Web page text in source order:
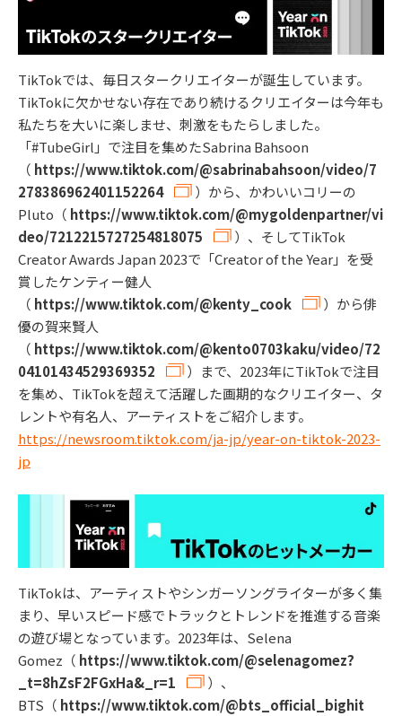
TikTokでは、毎日スタークリエイターが誕生しています。
TikTokに欠かせない存在であり続けるクリエイターは今年も
私たちを大いに楽しませ、刺激をもたらしました。
「#TubeGirl」で注目を集めたSabrina Bahsoon
（ https://www.tiktok.com/@sabrinabahsoon/video/7
278386962401152264
）から、かわいいコリーの
Pluto（ https://www.tiktok.com/@mygoldenpartner/vi
deo/7212215727254818075
）、そしてTikTok
Creator Awards Japan 2023で「Creator of the Year」を受
賞したケンティー健人
（ https://www.tiktok.com/@kenty_cook
）から俳
優の賀来賢人
（ https://www.tiktok.com/@kento0703kaku/video/72
04101434529369352
）まで、2023年にTikTokで注目
を集め、TikTokを超えて活躍した画期的なクリエイター、タ
レントや有名人、アーティストをご紹介します。
https://newsroom.tiktok.com/ja-jp/year-on-tiktok-2023-
jp
TikTokは、アーティストやシンガーソングライターが多く集
まり、早いスピード感でトラックとトレンドを推進する音楽
の遊び場となっています。2023年は、Selena
Gomez（ https://www.tiktok.com/@selenagomez?
_t=8hZsF2FGxHa&_r=1
）、
BTS（ https://www.tiktok.com/@bts_official_bighit